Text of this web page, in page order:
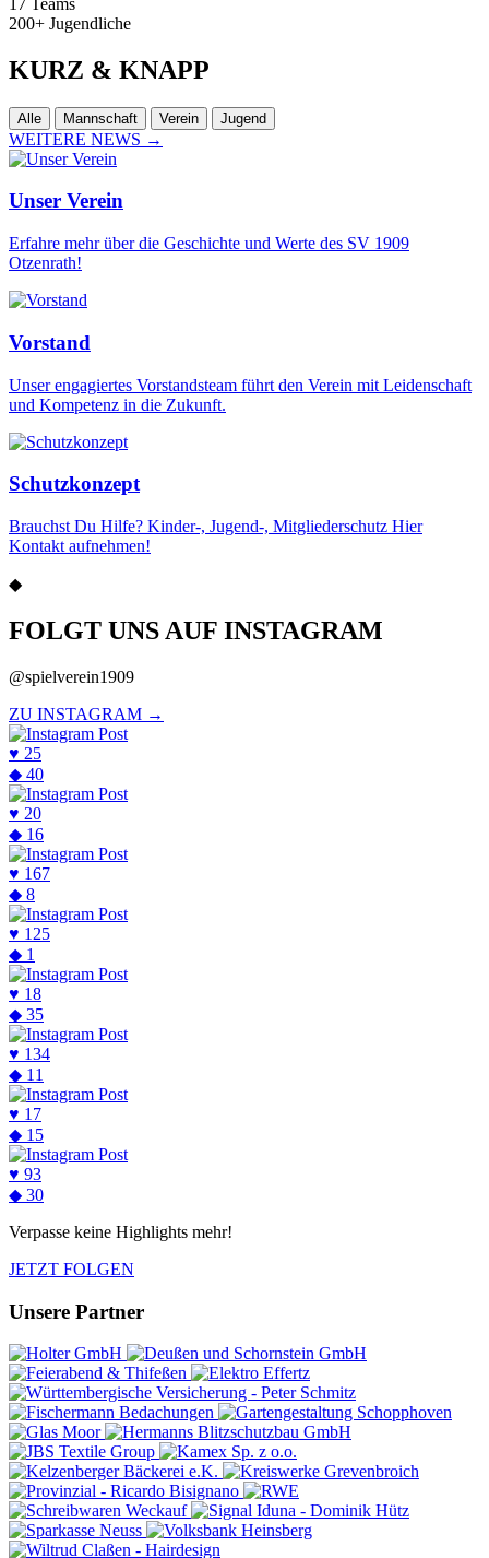
200+ Jugendliche
KURZ & KNAPP
Alle Mannschaft Verein Jugend
WEITERE NEWS →
Unser Verein
Erfahre mehr über die Geschichte und Werte des SV 1909
Otzenrath!
Vorstand
Unser engagiertes Vorstandsteam führt den Verein mit Leidenschaft
und Kompetenz in die Zukunft.
Schutzkonzept
Brauchst Du Hilfe? Kinder-, Jugend-, Mitgliederschutz Hier
Kontakt aufnehmen!
◆
FOLGT UNS AUF INSTAGRAM
@spielverein1909
ZU INSTAGRAM →
♥ 25
◆ 40
♥ 20
◆ 16
♥ 167
◆ 8
♥ 125
◆ 1
♥ 18
◆ 35
♥ 134
◆ 11
♥ 17
◆ 15
♥ 93
◆ 30
Verpasse keine Highlights mehr!
JETZT FOLGEN
Unsere Partner